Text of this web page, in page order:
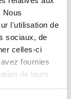
Nous
l'utilisation de
sociaux, de
celles-ci
fournies
de leurs